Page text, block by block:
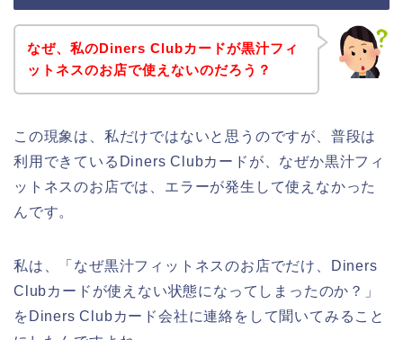
なぜ、私のDiners Clubカードが黒汁フィ
ットネスのお店で使えないのだろう？
この現象は、私だけではないと思うのですが、普段は
利用できているDiners Clubカードが、なぜか黒汁フィ
ットネスのお店では、エラーが発生して使えなかった
んです。
私は、「なぜ黒汁フィットネスのお店でだけ、Diners
Clubカードが使えない状態になってしまったのか？」
をDiners Clubカード会社に連絡をして聞いてみること